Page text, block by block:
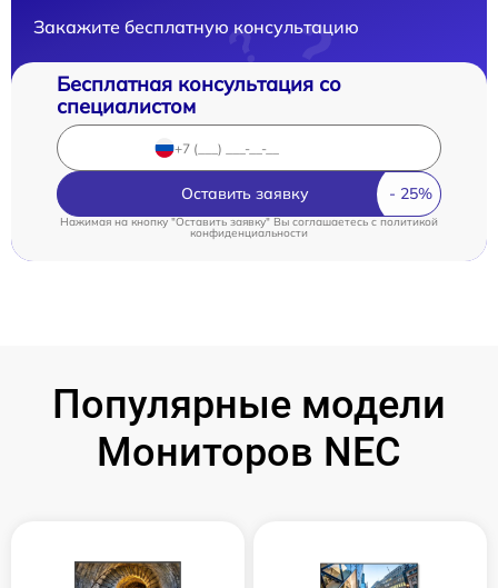
Закажите бесплатную консультацию
Бесплатная консультация со
специалистом
Оставить заявку
Нажимая на кнопку "Оставить заявку" Вы соглашаетесь cполитикой
конфиденциальности
Популярные модели
Мониторов NEC